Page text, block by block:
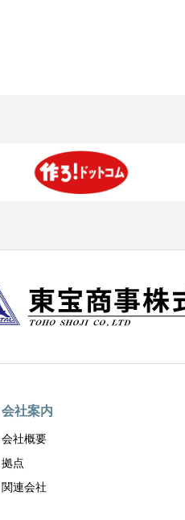
会社案内
会社概要
拠点
関連会社